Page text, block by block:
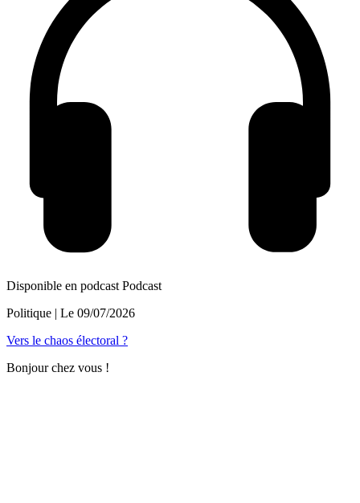
Disponible en podcast Podcast
Politique | Le 09/07/2026
Vers le chaos électoral ?
Bonjour chez vous !